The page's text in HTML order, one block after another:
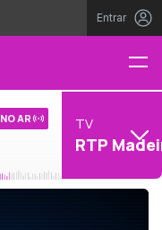
Entrar
NO AR TV
RTP